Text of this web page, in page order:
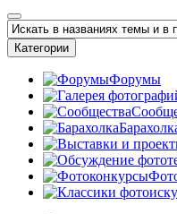
Категории
Форумы